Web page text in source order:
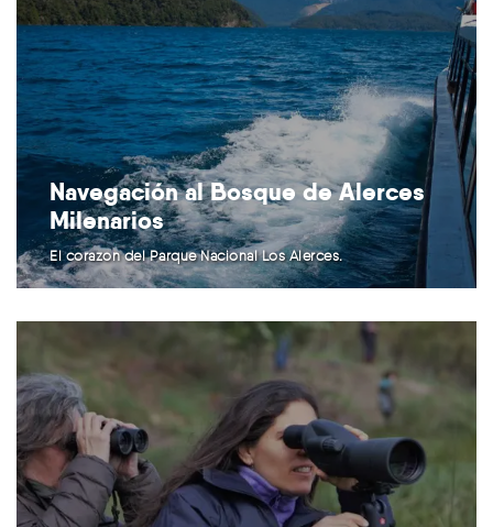
Navegación al Bosque de Alerces
Milenarios
El corazón del Parque Nacional Los Alerces.